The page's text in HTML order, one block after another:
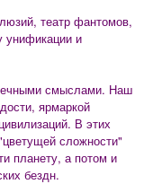
театр фантомов,
унификации и
смыслами. Наш
ярмаркой
В этих
сложности"
планету, а потом и
бездн.